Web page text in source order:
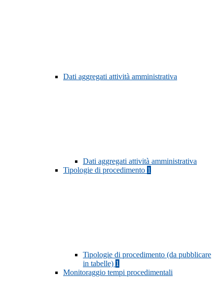
Dati aggregati attività amministrativa
Dati aggregati attività amministrativa
Tipologie di procedimento 1
Tipologie di procedimento (da pubblicare
in tabelle) 1
Monitoraggio tempi procedimentali